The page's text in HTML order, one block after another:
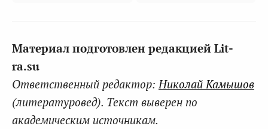
Материал подготовлен редакцией Lit-
ra.su
Ответственный редактор:Николай Камышов
(литературовед). Текст выверен по
академическим источникам.